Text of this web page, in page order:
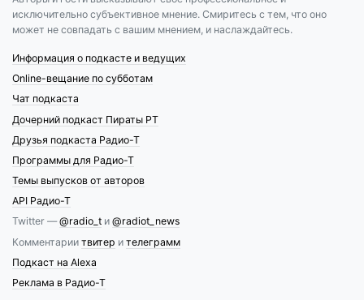
исключительно субъективное мнение. Смиритесь с тем, что оно
может не совпадать с вашим мнением, и наслаждайтесь.
Информация о подкасте и ведущих
Online-вещание по субботам
Чат подкаста
Дочерний подкаст Пираты РТ
Друзья подкаста Радио-Т
Программы для Радио-Т
Темы выпусков от авторов
API Радио-Т
Twitter —@radio_t и @radiot_news
Комментарии твитер и телеграмм
Подкаст на Alexa
Реклама в Радио-Т